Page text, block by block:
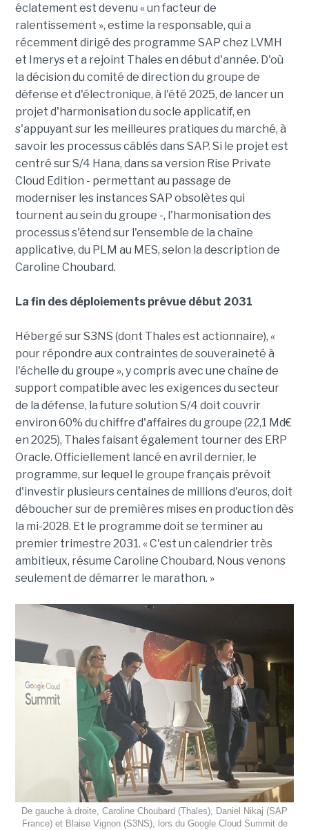
éclatement est devenu « un facteur de
ralentissement », estime la responsable, qui a
récemment dirigé des programme SAP chez LVMH
et Imerys et a rejoint Thales en début d'année. D'où
la décision du comité de direction du groupe de
défense et d'électronique, à l'été 2025, de lancer un
projet d'harmonisation du socle applicatif, en
s'appuyant sur les meilleures pratiques du marché, à
savoir les processus câblés dans SAP. Si le projet est
centré sur S/4 Hana, dans sa version Rise Private
Cloud Edition - permettant au passage de
moderniser les instances SAP obsolètes qui
tournent au sein du groupe -, l'harmonisation des
processus s'étend sur l'ensemble de la chaîne
applicative, du PLM au MES, selon la description de
Caroline Choubard.
La fin des déploiements prévue début 2031
Hébergé sur S3NS (dont Thales est actionnaire), «
pour répondre aux contraintes de souveraineté à
l'échelle du groupe », y compris avec une chaîne de
support compatible avec les exigences du secteur
de la défense, la future solution S/4 doit couvrir
environ 60% du chiffre d'affaires du groupe (22,1 Md€
en 2025), Thales faisant également tourner des ERP
Oracle. Officiellement lancé en avril dernier, le
programme, sur lequel le groupe français prévoit
d'investir plusieurs centaines de millions d'euros, doit
déboucher sur de premières mises en production dès
la mi-2028. Et le programme doit se terminer au
premier trimestre 2031. « C'est un calendrier très
ambitieux, résume Caroline Choubard. Nous venons
seulement de démarrer le marathon. »
De gauche à droite, Caroline Choubard (Thales), Daniel Nikaj (SAP
France) et Blaise Vignon (S3NS), lors du Google Cloud Summit de